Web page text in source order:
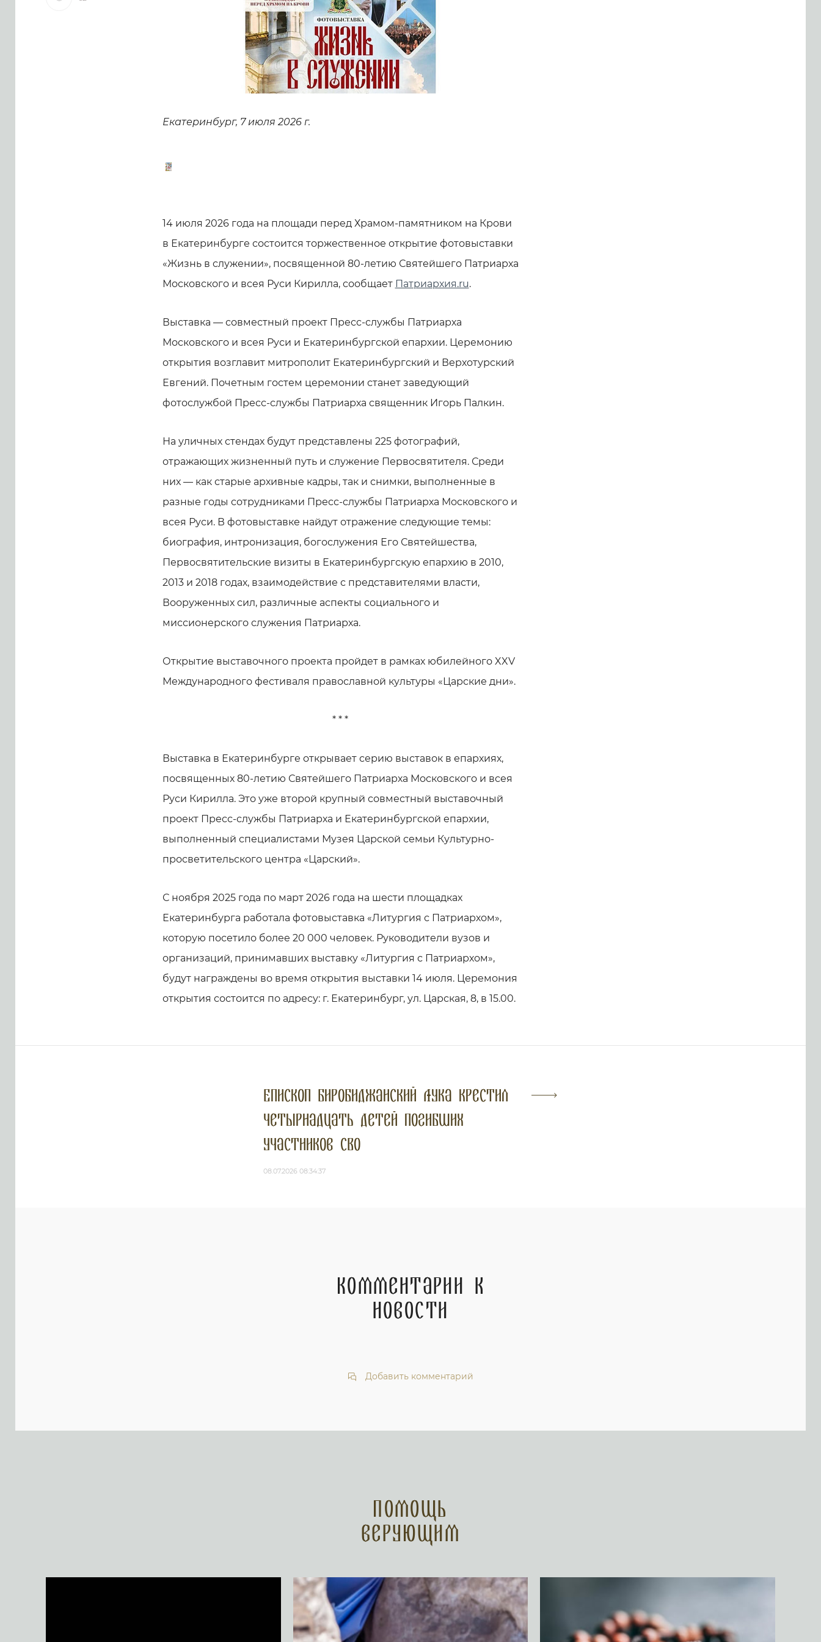
Екатеринбург, 7 июля 2026 г.
14 июля 2026 года на площади перед Храмом-памятником на Крови
в Екатеринбурге состоится торжественное открытие фотовыставки
«Жизнь в служении», посвященной 80-летию Святейшего Патриарха
Московского и всея Руси Кирилла, сообщает Патриархия.ru.
Выставка — совместный проект Пресс-службы Патриарха
Московского и всея Руси и Екатеринбургской епархии. Церемонию
открытия возглавит митрополит Екатеринбургский и Верхотурский
Евгений. Почетным гостем церемонии станет заведующий
фотослужбой Пресс-службы Патриарха священник Игорь Палкин.
На уличных стендах будут представлены 225 фотографий,
отражающих жизненный путь и служение Первосвятителя. Среди
них — как старые архивные кадры, так и снимки, выполненные в
разные годы сотрудниками Пресс-службы Патриарха Московского и
всея Руси. В фотовыставке найдут отражение следующие темы:
биография, интронизация, богослужения Его Святейшества,
Первосвятительские визиты в Екатеринбургскую епархию в 2010,
2013 и 2018 годах, взаимодействие с представителями власти,
Вооруженных сил, различные аспекты социального и
миссионерского служения Патриарха.
Открытие выставочного проекта пройдет в рамках юбилейного XXV
Международного фестиваля православной культуры «Царские дни».
* * *
Выставка в Екатеринбурге открывает серию выставок в епархиях,
посвященных 80-летию Святейшего Патриарха Московского и всея
Руси Кирилла. Это уже второй крупный совместный выставочный
проект Пресс-службы Патриарха и Екатеринбургской епархии,
выполненный специалистами Музея Царской семьи Культурно-
просветительского центра «Царский».
С ноября 2025 года по март 2026 года на шести площадках
Екатеринбурга работала фотовыставка «Литургия с Патриархом»,
которую посетило более 20 000 человек. Руководители вузов и
организаций, принимавших выставку «Литургия с Патриархом»,
будут награждены во время открытия выставки 14 июля. Церемония
открытия состоится по адресу: г. Екатеринбург, ул. Царская, 8, в 15.00.
Епископ Биробиджанский Лука крестил
четырнадцать детей погибших
участников СВО
08.07.2026 08:34:37
Комментарии к
новости
Добавить комментарий
Помощь
верующим